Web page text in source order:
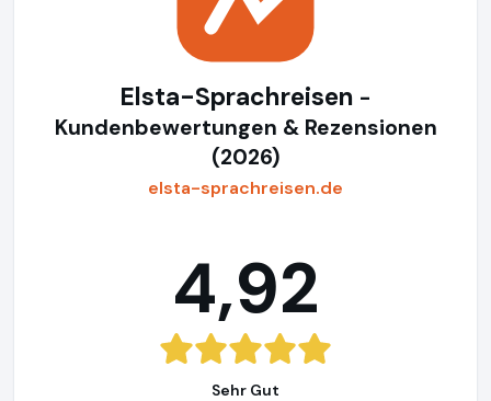
Elsta-Sprachreisen -
Kundenbewertungen & Rezensionen
(2026)
elsta-sprachreisen.de
4,92
Sehr Gut